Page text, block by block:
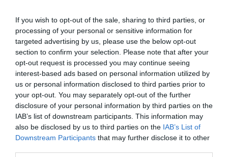
If you wish to opt-out of the sale, sharing to third parties, or
processing of your personal or sensitive information for
targeted advertising by us, please use the below opt-out
section to confirm your selection. Please note that after your
opt-out request is processed you may continue seeing
interest-based ads based on personal information utilized by
us or personal information disclosed to third parties prior to
your opt-out. You may separately opt-out of the further
disclosure of your personal information by third parties on the
IAB’s list of downstream participants. This information may
also be disclosed by us to third parties on the IAB’s List of
Downstream Participants that may further disclose it to other
2013, Μοιραζόμαστε την τέχνη, Γκαλερί Cube, Πάτρα
2013, Ηπειρώτες Εικαστικοί, Αθαμανικό Κέντρο Τέχνης,
Κ. Αθαμάνιο
2012, Μοιραζόμαστε την τέχνη, Γκαλερί Cube, Πάτρα
2012, Ένωση Εικαστικών Πάτρας, Παλαιά Δημοτικά
Λουτρά, Πάτρα
2012, Τέχνη & Τεχνολογία, Μουσείο Επιστημών
Πανεπιστημίου Πατρών
2011, Ο κήπος με τις αυταπάτες, Γκαλερί Cube, Πάτρα
2006, Εικαστικοί Πάτρας, Πολυχώρος Ιντεάλ Πάτρας
2006, 3ο Διεθνές Συμπόσιο Ζωγραφικής, Βεσομάρε
Πάτρα